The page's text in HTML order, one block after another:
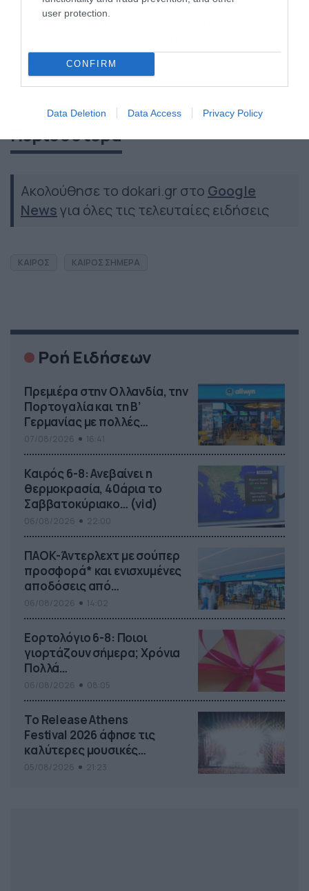
user protection.
CONFIRM
Data Deletion Data Access Privacy Policy
Η θερμοκρασία θα σημειώσει περαιτέρω
πτώση στα ανατολικά και νότια.
Περισσότερα
Ακολούθησε το dokari.gr στο Google
Newsγια όλες τις τελευταίες ειδήσεις
ΚΑΙΡΟΣ ΚΑΙΡΟΣ ΣΗΜΕΡΑ
Ροή Ειδήσεων
Πρεμιέρα στην Ολλανδία, την
Πορτογαλία και τη Β’
Γερμανίας με πολλές
στοιχηματικές επιλογές από
το ΠΑΜΕ ΣΤΟΙΧΗΜΑ
Καιρός 6-8: Ανεβαίνει η
θερμοκρασία, 40άρια το
Σαββατοκύριακο… (vid)
ΠΑΟΚ-Άντερλεχτ με σούπερ
προσφορά* και ενισχυμένες
αποδόσεις από
το Pamestoixima.gr
Εορτολόγιο 6-8: Ποιοι
γιορτάζουν σήμερα; Χρόνια
Πολλά…
Το Release Athens
Festival 2026 άφησε τις
καλύτερες μουσικές
αναμνήσεις